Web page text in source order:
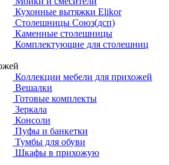
Кухонные вытяжки Elikor
Столешницы Союз(дсп)
Каменные столешницы
Комплектующие для столешниц
Коллекции мебели для прихожей
Вешалки
Готовые комплекты
Зеркала
Консоли
Пуфы и банкетки
Тумбы для обуви
Шкафы в прихожую